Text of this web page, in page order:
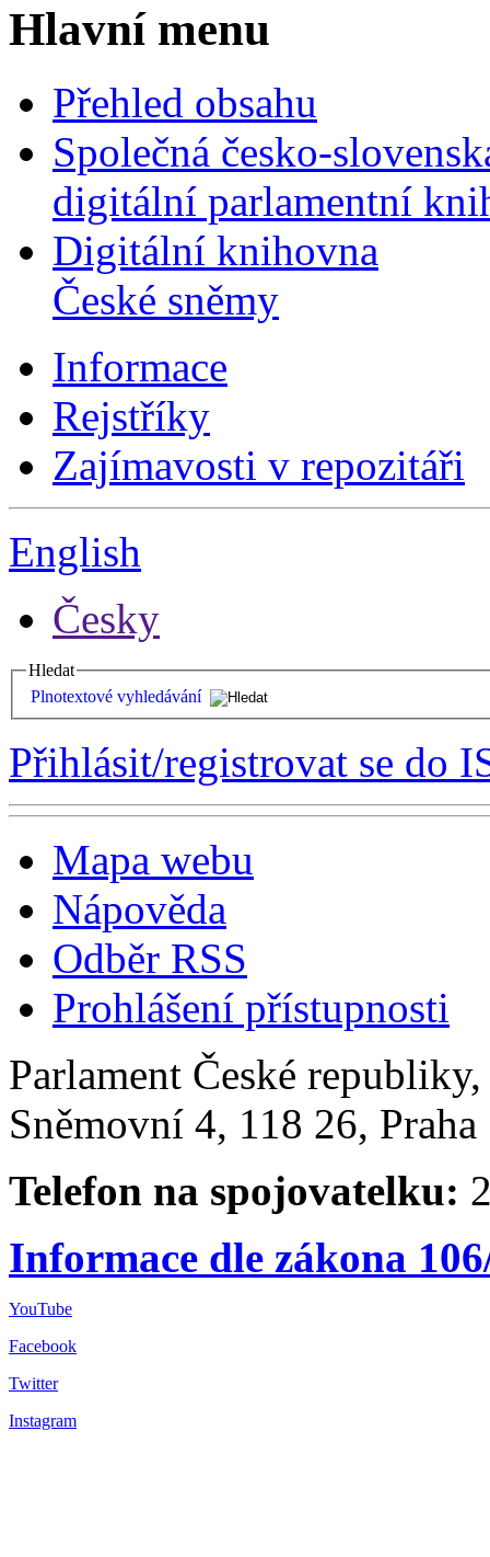
Hlavní menu
Přehled obsahu
Společná česko-
digitální parlamentní
Digitální knihovna
České sněmy
Informace
Rejstříky
Zajímavosti v repozitáři
English
Česky
Hledat
Plnotextové vyhledávání
Přihlásit/registrovat se do
Mapa webu
Nápověda
Odběr RSS
Prohlášení přístupnosti
Parlament České
Sněmovní 4, 118 26,
Telefon na spojovatelku:
Informace dle zákona
YouTube
Facebook
Twitter
Instagram